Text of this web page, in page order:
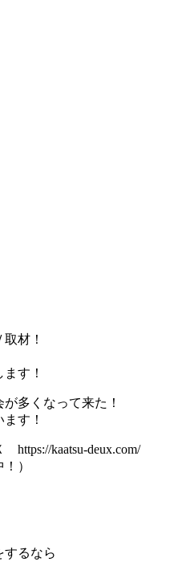
材！
す！
多くなって来た！
す！
kaatsu-deux.com/
）
するなら